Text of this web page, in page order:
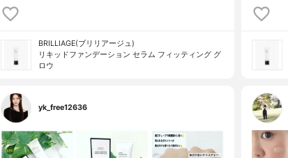
BRILLIAGE(ブリリアージュ)
リキッドファンデーション セラム フィッティング グ
ロウ
yk_free12636